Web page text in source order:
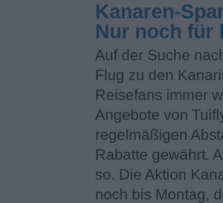
Kanaren-
Nur noch für
Auf der Suche
Flug zu den
Reisefans immer
Angebote von
regelmäßigen
Rabatte gewährt.
so. Die Aktion
noch bis Montag,